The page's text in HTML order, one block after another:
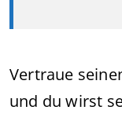
Vertraue
und du wirst